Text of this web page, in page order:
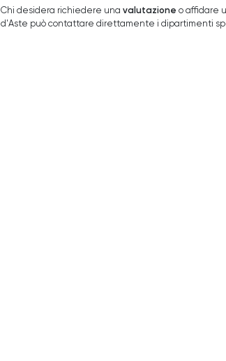
Chi desidera richiedere una valutazione o affidare
d'Aste può contattare direttamente i dipartimenti